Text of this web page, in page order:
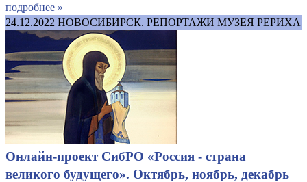
подробнее »
24.12.2022 НОВОСИБИРСК. РЕПОРТАЖИ МУЗЕЯ РЕРИХА
Онлайн-проект СибРО «Россия - страна
великого будущего». Октябрь, ноябрь, декабрь